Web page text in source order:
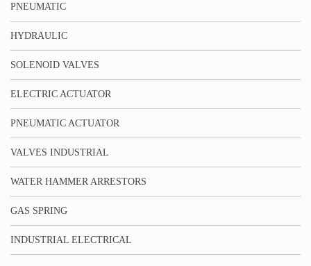
PNEUMATIC
HYDRAULIC
SOLENOID VALVES
ELECTRIC ACTUATOR
PNEUMATIC ACTUATOR
VALVES INDUSTRIAL
WATER HAMMER ARRESTORS
GAS SPRING
INDUSTRIAL ELECTRICAL